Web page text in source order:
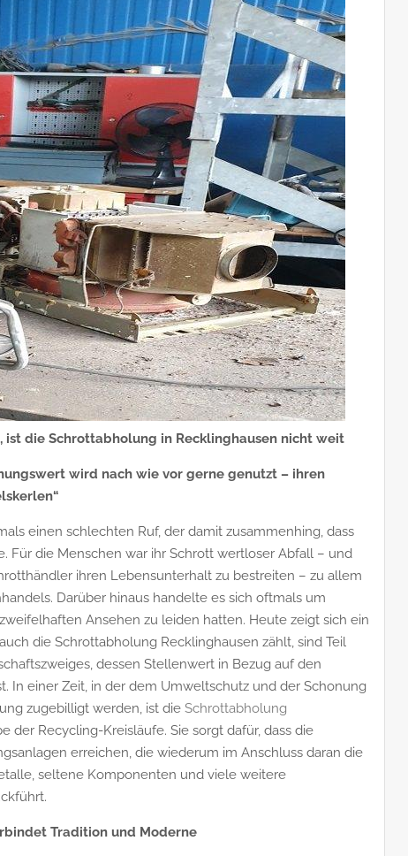
ist die Schrottabholung in Recklinghausen nicht weit
wird nach wie vor gerne genutzt – ihren
einen schlechten Ruf, der damit zusammenhing, dass
Für die Menschen war ihr Schrott wertloser Abfall – und
ihren Lebensunterhalt zu bestreiten – zu allem
Darüber hinaus handelte es sich oftmals um
Ansehen zu leiden hatten. Heute zeigt sich ein
die Schrottabholung Recklinghausen zählt, sind Teil
dessen Stellenwert in Bezug auf den
In einer Zeit, in der dem Umweltschutz und der Schonung
zugebilligt werden, ist die Schrottabholung
der Recycling-Kreisläufe. Sie sorgt dafür, dass die
erreichen, die wiederum im Anschluss daran die
seltene Komponenten und viele weitere
Tradition und Moderne